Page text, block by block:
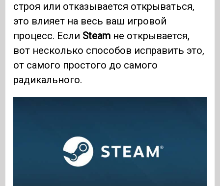
строя или отказывается открываться,
это влияет на весь ваш игровой
процесс. Если Steam не открывается,
вот несколько способов исправить это,
от самого простого до самого
радикального.